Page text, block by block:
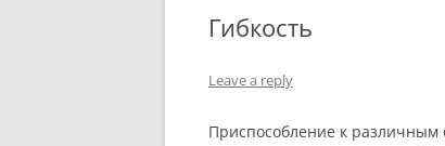
Гибкость
Leave a reply
Приспособление к